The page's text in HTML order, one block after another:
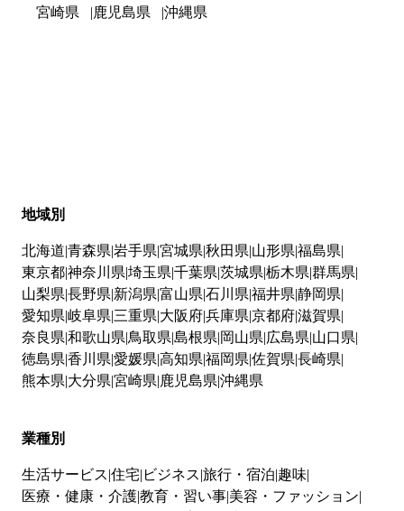
宮崎県
鹿児島県 沖縄県
地域別
北海道 青森県 岩手県 宮城県 秋田県 山形県 福島県
東京都神奈川県 埼玉県 千葉県 茨城県 栃木県 群馬県
山梨県 長野県 新潟県 富山県 石川県 福井県 静岡県
愛知県 岐阜県 三重県 大阪府兵庫県 京都府滋賀県
奈良県 和歌山県 鳥取県 島根県 岡山県 広島県 山口県
徳島県 香川県 愛媛県 高知県 福岡県 佐賀県 長崎県
熊本県 大分県 宮崎県 鹿児島県 沖縄県
業種別
生活サービス 住宅 ビジネス 旅行・宿泊 趣味
医療・健康・介護教育・習い事 美容・ファッション